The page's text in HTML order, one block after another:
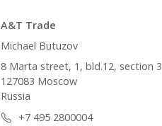
A&T Trade
Michael Butuzov
8 Marta street, 1, bld.12, section 3
127083 Moscow
Russia
+7 495 2800004